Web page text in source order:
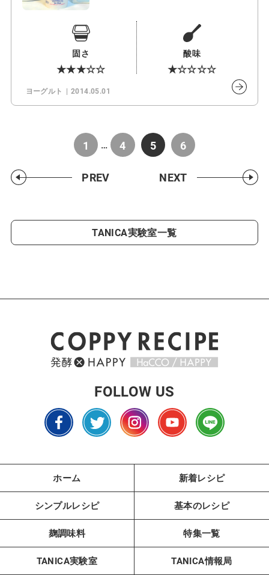
固さ
★★★☆☆
酸味
★☆☆☆☆
ヨーグルト 2014.05.01
PREV
1 … 4 5 6
NEXT
TANICA実験室一覧
FOLLOW US
ホーム 新着レシピ
シンプルレシピ 基本のレシピ
麹調味料 特集一覧
TANICA実験室 TANICA情報局